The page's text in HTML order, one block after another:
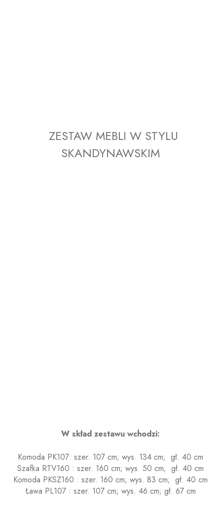
ZESTAW MEBLI W STYLU
SKANDYNAWSKIM
W skład zestawu wchodzi:
Komoda PK107: szer. 107 cm; wys. 134 cm; gł. 40 cm
Szafka RTV160 : szer. 160 cm; wys. 50 cm; gł. 40 cm
Komoda PKSZ160 : szer. 160 cm; wys. 83 cm; gł. 40 cm
Ława PL107 : szer. 107 cm; wys. 46 cm; gł. 67 cm